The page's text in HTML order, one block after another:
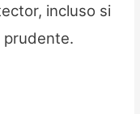
incluso si
prudente.